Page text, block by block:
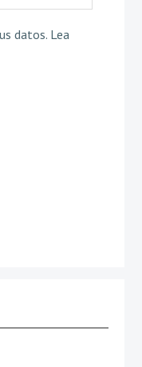
datos. Lea